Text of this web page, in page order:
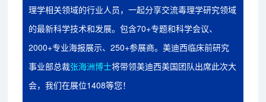
理学相关领域的行业人员，一起分享交流毒理学研究领域
的最新科学技术和发展。包含70+专题和科学会议、
2000+专业海报展示、250+参展商。美迪西临床前研究
事业部总裁张海洲博士将带领美迪西美国团队出席此次大
会，我们在展位1408等您！